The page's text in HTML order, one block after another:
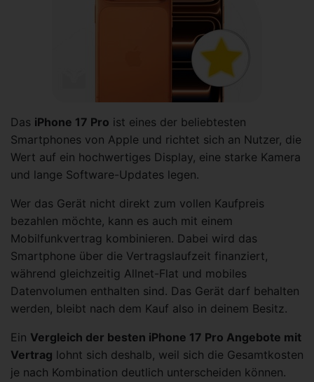
Das iPhone 17 Pro ist eines der beliebtesten
Smartphones von Apple und richtet sich an Nutzer, die
Wert auf ein hochwertiges Display, eine starke Kamera
und lange Software-Updates legen.
Wer das Gerät nicht direkt zum vollen Kaufpreis
bezahlen möchte, kann es auch mit einem
Mobilfunkvertrag kombinieren. Dabei wird das
Smartphone über die Vertragslaufzeit finanziert,
während gleichzeitig Allnet-Flat und mobiles
Datenvolumen enthalten sind. Das Gerät darf behalten
werden, bleibt nach dem Kauf also in deinem Besitz.
Ein Vergleich der besten iPhone 17 Pro Angebote mit
Vertrag lohnt sich deshalb, weil sich die Gesamtkosten
je nach Kombination deutlich unterscheiden können.